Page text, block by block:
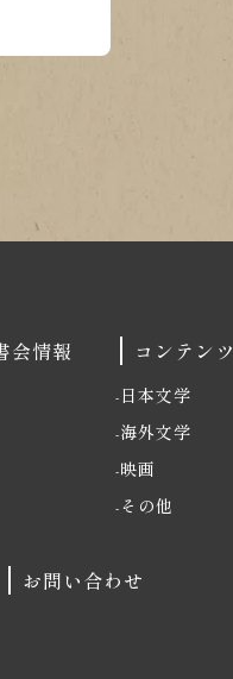
会情報 コンテンツ
日本文学
海外文学
映画
その他
お問い合わせ